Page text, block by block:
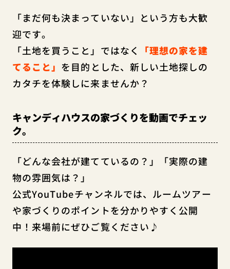
「まだ何も決まっていない」という方も大歓
迎です。
「土地を買うこと」 ではなく
「理想の家を建
てること」 を目的とした、新しい土地探しの
カタチを体験しに来ませんか？
キャンディハウスの家づくりを動画でチェッ
ク。
「どんな会社が建てているの？」「実際の建
物の雰囲気は？」
公式YouTubeチャンネルでは、ルームツアー
や家づくりのポイントを分かりやすく公開
中！来場前にぜひご覧ください♪